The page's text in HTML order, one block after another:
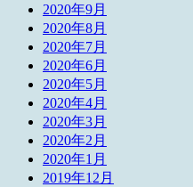
2020年9月
2020年8月
2020年7月
2020年6月
2020年5月
2020年4月
2020年3月
2020年2月
2020年1月
2019年12月